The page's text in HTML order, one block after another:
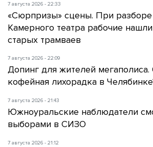
7 августа 2026 - 22:33
«Сюрпризы» сцены. При разборе
Камерного театра рабочие
старых трамваев
7 августа 2026 - 22:09
Допинг для жителей мегаполиса.
кофейная лихорадка в
7 августа 2026 - 21:43
Южноуральские наблюдатели
выборами в СИЗО
7 августа 2026 - 21:12